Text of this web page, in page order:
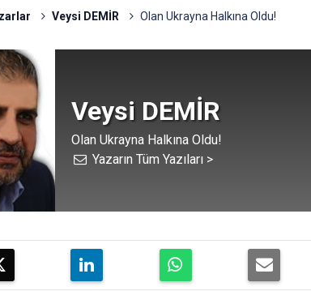
Veysi DEMİR Olan Ukrayna Halkına Oldu!
Veysi DEMİR
Olan Ukrayna Halkına Oldu!
Yazarın Tüm Yazıları >